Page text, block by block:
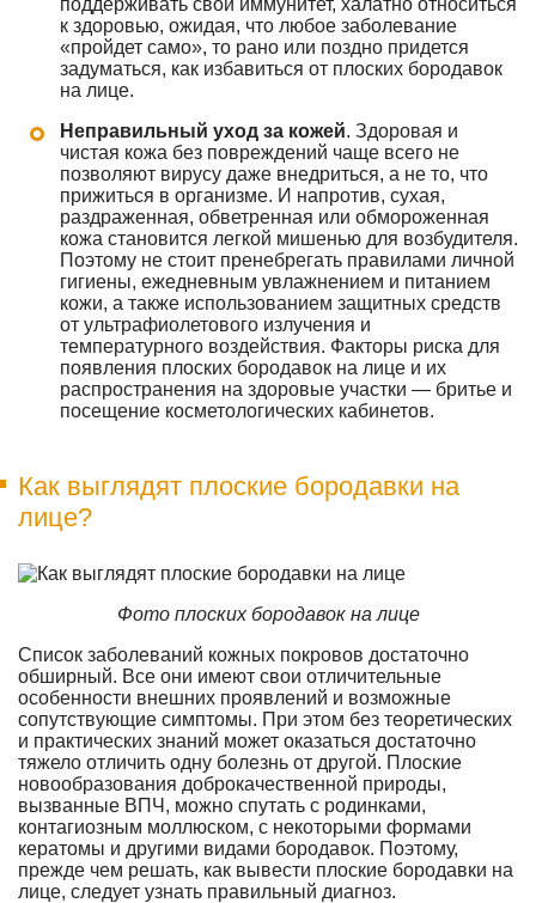
поддерживать свой иммунитет, халатно относиться
к здоровью, ожидая, что любое заболевание
«пройдет само», то рано или поздно придется
задуматься, как избавиться от плоских бородавок
на лице.
Неправильный уход за кожей. Здоровая и
чистая кожа без повреждений чаще всего не
позволяют вирусу даже внедриться, а не то, что
прижиться в организме. И напротив, сухая,
раздраженная, обветренная или обмороженная
кожа становится легкой мишенью для возбудителя.
Поэтому не стоит пренебрегать правилами личной
гигиены, ежедневным увлажнением и питанием
кожи, а также использованием защитных средств
от ультрафиолетового излучения и
температурного воздействия. Факторы риска для
появления плоских бородавок на лице и их
распространения на здоровые участки — бритье и
посещение косметологических кабинетов.
Как выглядят плоские бородавки на
лице?
Фото плоских бородавок на лице
Список заболеваний кожных покровов достаточно
обширный. Все они имеют свои отличительные
особенности внешних проявлений и возможные
сопутствующие симптомы. При этом без теоретических
и практических знаний может оказаться достаточно
тяжело отличить одну болезнь от другой. Плоские
новообразования доброкачественной природы,
вызванные ВПЧ, можно спутать с родинками,
контагиозным моллюском, с некоторыми формами
кератомы и другими видами бородавок. Поэтому,
прежде чем решать, как вывести плоские бородавки на
лице, следует узнать правильный диагноз.